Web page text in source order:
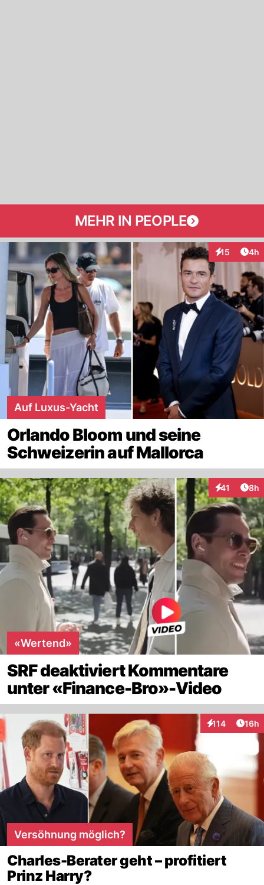
MEHR IN PEOPLE
15
Interaktionen
4h
Auf Luxus-Yacht
Orlando Bloom und seine
Schweizerin auf Mallorca
41
Interaktionen
8h
«Wertend»
SRF deaktiviert Kommentare
unter «Finance-Bro»-Video
114
Interaktionen
16h
Versöhnung möglich?
Charles-Berater geht – profitiert
Prinz Harry?